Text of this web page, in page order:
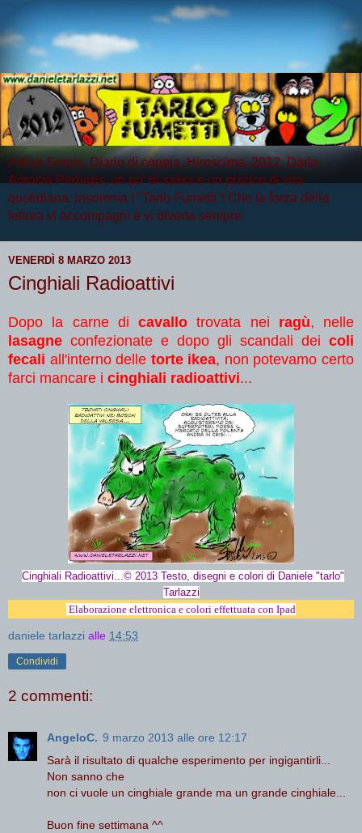
Arthur Serpis, Diario di coppia, Hiroscima, 2012, Darla
Artrosia Perhaps, un po' di satira e un pizzico di vita
quotidiana: insomma i "Tarlo Fumetti"! Che la forza della
lettura vi accompagni e vi diverta sempre.
VENERDÌ 8 MARZO 2013
Cinghiali Radioattivi
Dopo la carne di cavallo trovata nei ragù, nelle
lasagne confezionate e dopo gli scandali dei coli
fecali all'interno delle torte ikea, non potevamo certo
farci mancare i cinghiali radioattivi...
Cinghiali Radioattivi...© 2013 Testo, disegni e colori di Daniele "tarlo"
Tarlazzi
Elaborazione elettronica e colori effettuata con Ipad
daniele tarlazzi alle 14:53
Condividi
2 commenti:
AngeloC. 9 marzo 2013 alle ore 12:17
Sarà il risultato di qualche esperimento per ingigantirli...
Non sanno che
non ci vuole un cinghiale grande ma un grande cinghiale...
Buon fine settimana ^^